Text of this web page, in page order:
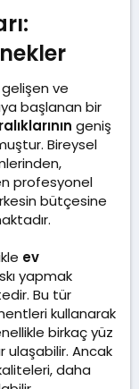
gelişen ve
başlanan bir
geniş
Bireysel
profesyonel
bütçesine
ev
yapmak
Bu tür
kullanarak
birkaç yüz
Ancak
daha